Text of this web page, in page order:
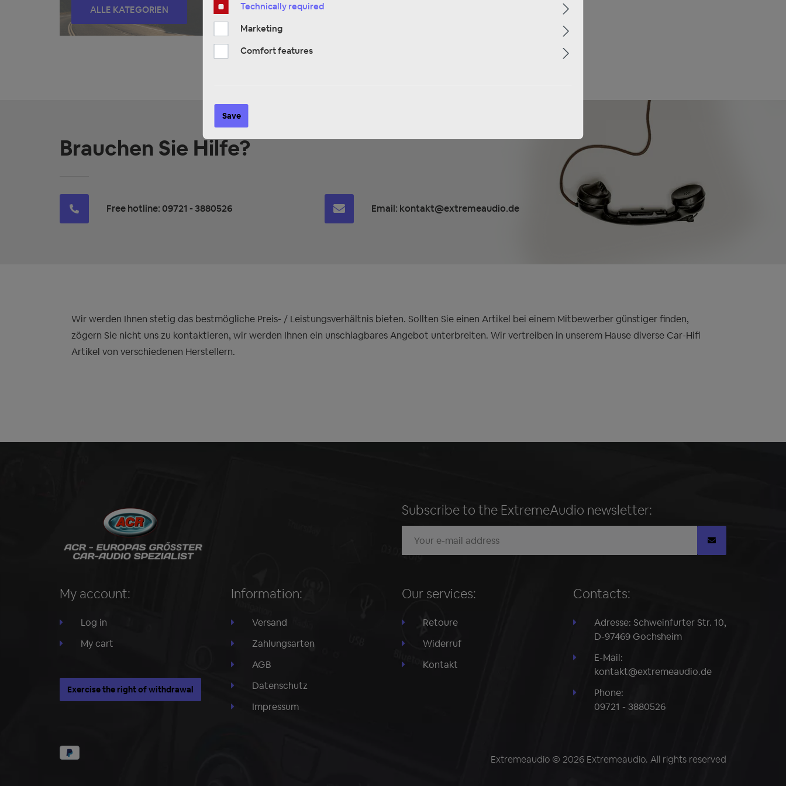
ALLE KATEGORIEN
Brauchen Sie Hilfe?
Free hotline: 09721 - 3880526 Email: kontakt@extremeaudio.de
Wir werden Ihnen stetig das bestmögliche Preis- / Leistungsverhältnis bieten. Sollten Sie einen Artikel bei einem Mitbewerber günstiger finden,
zögern Sie nicht uns zu kontaktieren, wir werden Ihnen ein unschlagbares Angebot unterbreiten. Wir vertreiben in unserem Hause diverse Car-Hifi
Artikel von verschiedenen Herstellern.
Subscribe to the ExtremeAudio newsletter:
My account:
Log in
My cart
Exercise the right of withdrawal
Information:
Versand
Zahlungsarten
AGB
Datenschutz
Impressum
Our services:
Retoure
Widerruf
Kontakt
Contacts:
Adresse: Schweinfurter Str. 10,
D-97469 Gochsheim
E-Mail:
kontakt@extremeaudio.de
Phone:
09721 - 3880526
Extremeaudio © 2026 Extremeaudio. All rights reserved
Technically required
Marketing
Comfort features
Save